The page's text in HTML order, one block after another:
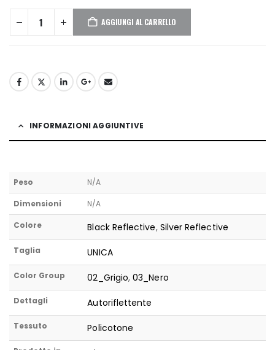
AGGIUNGI AL CARRELLO
INFORMAZIONI AGGIUNTIVE
Peso N/A
Dimensioni N/A
Colore Black Reflective, Silver Reflective
Taglia UNICA
Color Group 02_Grigio,03_Nero
Dettagli Autoriflettente
Tessuto Policotone